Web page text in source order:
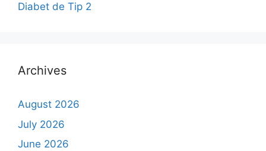
Diabet de Tip 2
Archives
August 2026
July 2026
June 2026